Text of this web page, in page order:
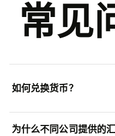
常见
如何兑换货币？
为什么不同公司提供的